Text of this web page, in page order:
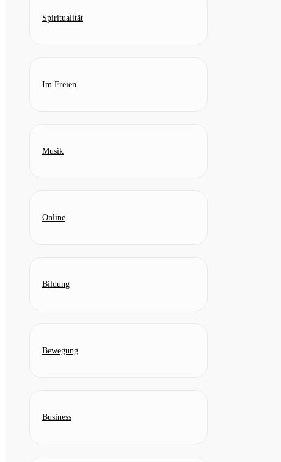
Spiritualität
Im Freien
Musik
Online
Bildung
Bewegung
Business